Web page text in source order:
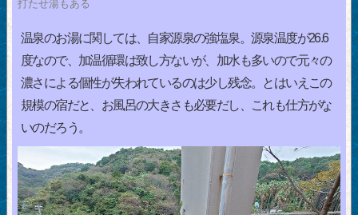
打たせ湯もある
温泉のお湯に関しては、自家源泉の強塩泉。源泉温度が26.6
度なので、加温循環は致し方ないが、加水も多いので元々の
濃さによる個性が失われているのは少し残念。とはいえこの
規模の宿だと、お風呂の大きさも必要だし、これも仕方がな
いのだろう。